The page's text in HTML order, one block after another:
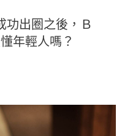
功出圈之後，Ｂ
年輕人嗎？